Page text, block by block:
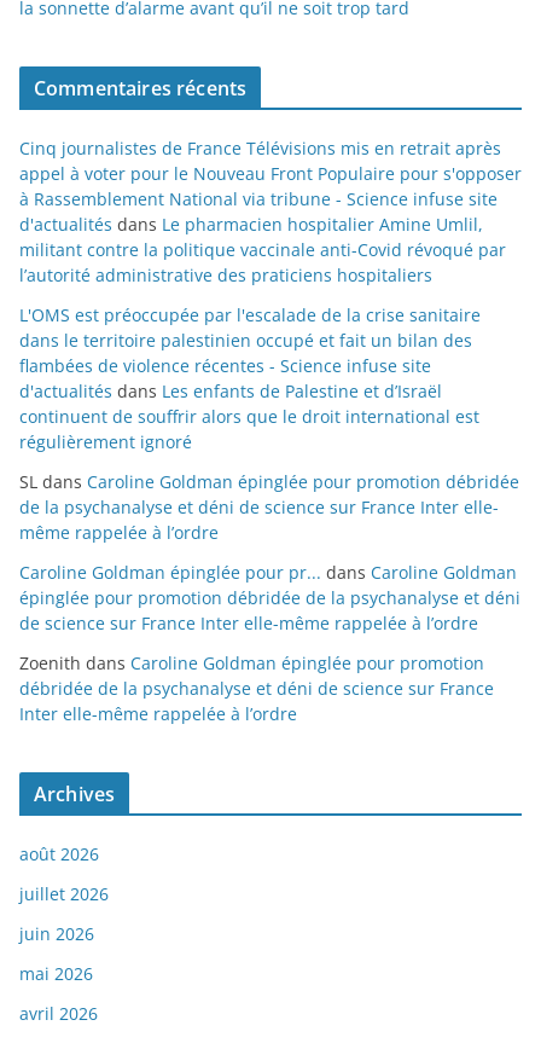
la sonnette d’alarme avant qu’il ne soit trop tard
Commentaires récents
Cinq journalistes de France Télévisions mis en retrait après
appel à voter pour le Nouveau Front Populaire pour s'opposer
à Rassemblement National via tribune - Science infuse site
d'actualités dans Le pharmacien hospitalier Amine Umlil,
militant contre la politique vaccinale anti-Covid révoqué par
l’autorité administrative des praticiens hospitaliers
L'OMS est préoccupée par l'escalade de la crise sanitaire
dans le territoire palestinien occupé et fait un bilan des
flambées de violence récentes - Science infuse site
d'actualités dans Les enfants de Palestine et d’Israël
continuent de souffrir alors que le droit international est
régulièrement ignoré
SL dans Caroline Goldman épinglée pour promotion débridée
de la psychanalyse et déni de science sur France Inter elle-
même rappelée à l’ordre
Caroline Goldman épinglée pour pr... dans Caroline Goldman
épinglée pour promotion débridée de la psychanalyse et déni
de science sur France Inter elle-même rappelée à l’ordre
Zoenith dans Caroline Goldman épinglée pour promotion
débridée de la psychanalyse et déni de science sur France
Inter elle-même rappelée à l’ordre
Archives
août 2026
juillet 2026
juin 2026
mai 2026
avril 2026